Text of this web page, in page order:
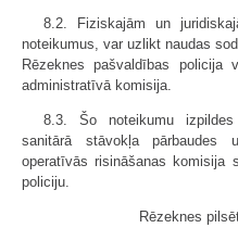
8.2. Fiziskajām un
noteikumus, var uzlikt naudas
Rēzeknes pašvaldības policija
administratīvā komisija.
8.3. Šo noteikumu
sanitārā stāvokļa pārbaudes
operatīvās risināšanas komisija
policiju.
Rēzeknes